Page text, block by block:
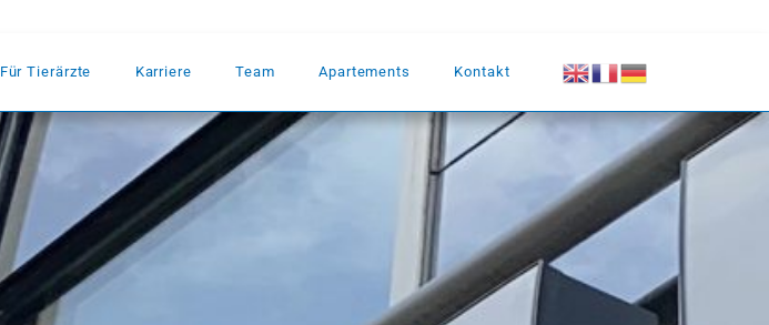
Für Tierärzte Karriere Team Apartements Kontakt